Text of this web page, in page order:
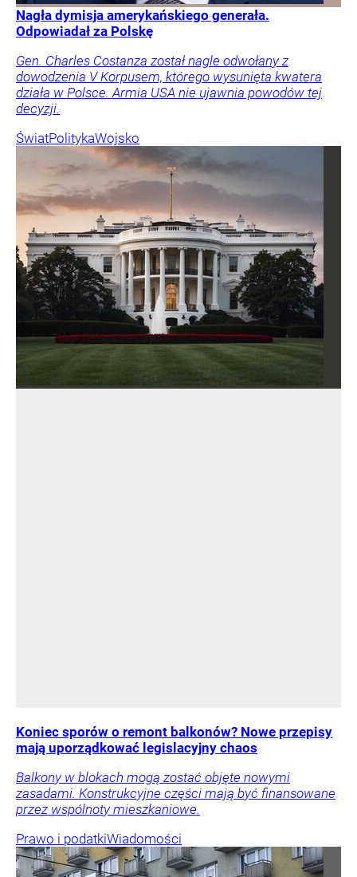
Nagła dymisja amerykańskiego generała.
Odpowiadał za Polskę
Gen. Charles Costanza został nagle odwołany z
dowodzenia V Korpusem, którego wysunięta kwatera
działa w Polsce. Armia USA nie ujawnia powodów tej
decyzji.
ŚwiatPolitykaWojsko
Koniec sporów o remont balkonów? Nowe przepisy
mają uporządkować legislacyjny chaos
Balkony w blokach mogą zostać objęte nowymi
zasadami. Konstrukcyjne części mają być finansowane
przez wspólnoty mieszkaniowe.
Prawo i podatkiWiadomości